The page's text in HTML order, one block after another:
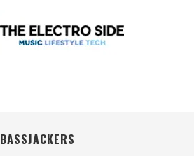
BASSJACKERS